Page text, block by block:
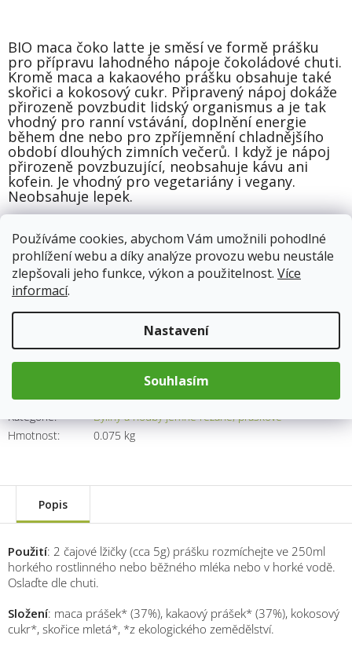
Používáme cookies, abychom Vám umožnili pohodlné
prohlížení webu a díky analýze provozu webu neustále
zlepšovali jeho funkce, výkon a použitelnost. Více
informací.
Nastavení
Souhlasím
Skladem 13.8.2026
BIO maca čoko latte je směsí ve formě prášku
pro přípravu lahodného nápoje čokoládové chuti.
Kromě maca a kakaového prášku obsahuje také
skořici a kokosový cukr. Připravený nápoj dokáže
přirozeně povzbudit lidský organismus a je tak
vhodný pro ranní vstávání, doplnění energie
během dne nebo pro zpříjemnění chladnějšího
období dlouhých zimních večerů. I když je nápoj
přirozeně povzbuzující, neobsahuje kávu ani
kofein. Je vhodný pro vegetariány i vegany.
Neobsahuje lepek.
Kód produktu:
5477
Kategorie:
Byliny a houby jemně řezané, práškové
Hmotnost: 0.075 kg
Měrná
cena:
Popis
Použití: 2 čajové lžičky (cca 5g) prášku rozmíchejte ve 250ml
horkého rostlinného nebo běžného mléka nebo v horké vodě.
Oslaďte dle chuti.
Složení: maca prášek* (37%), kakaový prášek* (37%), kokosový
cukr*, skořice mletá*, *z ekologického zemědělství.